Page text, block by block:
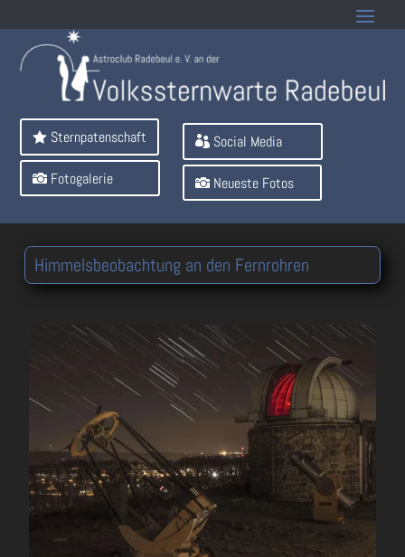
Sternpatenschaft
Fotogalerie
Social Media
Neueste Fotos
Himmelsbeobachtung an den Fernrohren